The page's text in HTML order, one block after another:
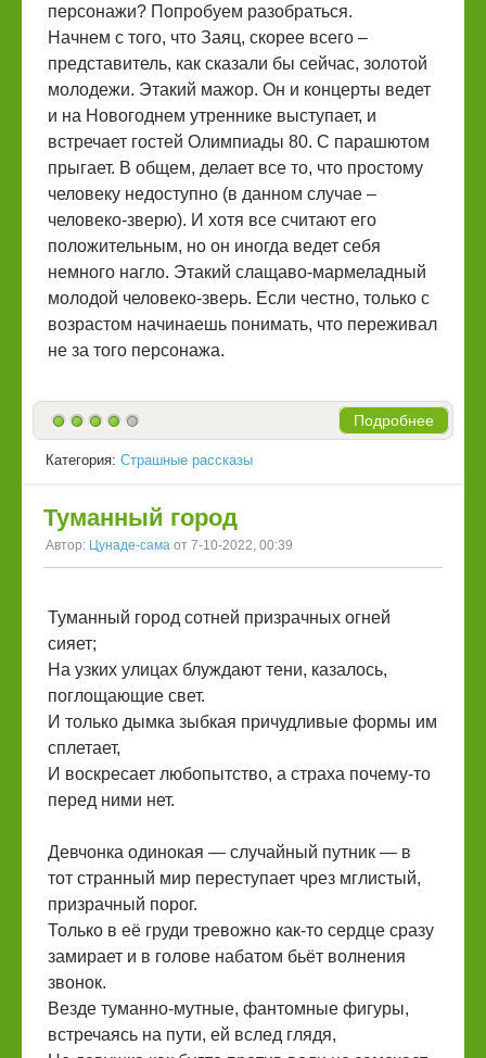
персонажи? Попробуем разобраться.
Начнем с того, что Заяц, скорее всего –
представитель, как сказали бы сейчас, золотой
молодежи. Этакий мажор. Он и концерты ведет
и на Новогоднем утреннике выступает, и
встречает гостей Олимпиады 80. С парашютом
прыгает. В общем, делает все то, что простому
человеку недоступно (в данном случае –
человеко-зверю). И хотя все считают его
положительным, но он иногда ведет себя
немного нагло. Этакий слащаво-мармеладный
молодой человеко-зверь. Если честно, только с
возрастом начинаешь понимать, что переживал
не за того персонажа.
Подробнее
Категория: Страшные рассказы
Туманный город
Автор: Цунаде-сама от 7-10-2022, 00:39
Туманный город сотней призрачных огней
сияет;
На узких улицах блуждают тени, казалось,
поглощающие свет.
И только дымка зыбкая причудливые формы им
сплетает,
И воскресает любопытство, а страха почему-то
перед ними нет.
Девчонка одинокая — случайный путник — в
тот странный мир переступает чрез мглистый,
призрачный порог.
Только в её груди тревожно как-то сердце сразу
замирает и в голове набатом бьёт волнения
звонок.
Везде туманно-мутные, фантомные фигуры,
встречаясь на пути, ей вслед глядя,